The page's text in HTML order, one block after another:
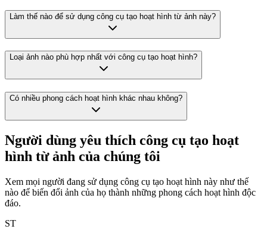
Làm thế nào để sử dụng công cụ tạo hoạt hình từ ảnh này?
Loại ảnh nào phù hợp nhất với công cụ tạo hoạt hình?
Có nhiều phong cách hoạt hình khác nhau không?
Người dùng yêu thích công cụ tạo hoạt
hình từ ảnh của chúng tôi
Xem mọi người đang sử dụng công cụ tạo hoạt hình này như thế
nào để biến đổi ảnh của họ thành những phong cách hoạt hình độc
đáo.
ST